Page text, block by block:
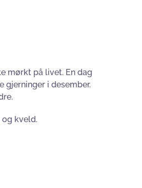
mørkt på livet. En dag
gjerninger i desember.
kveld.